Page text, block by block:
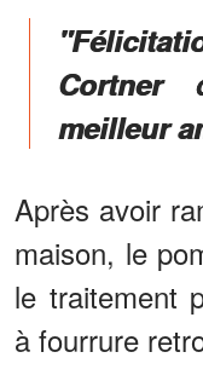
meilleur
Après avoir
maison, le
le traitement
à fourrure